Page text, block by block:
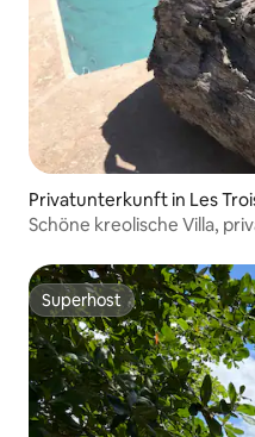
Privatunterkunft in Les
Schöne kreolische Villa,
Superhost
Superhost